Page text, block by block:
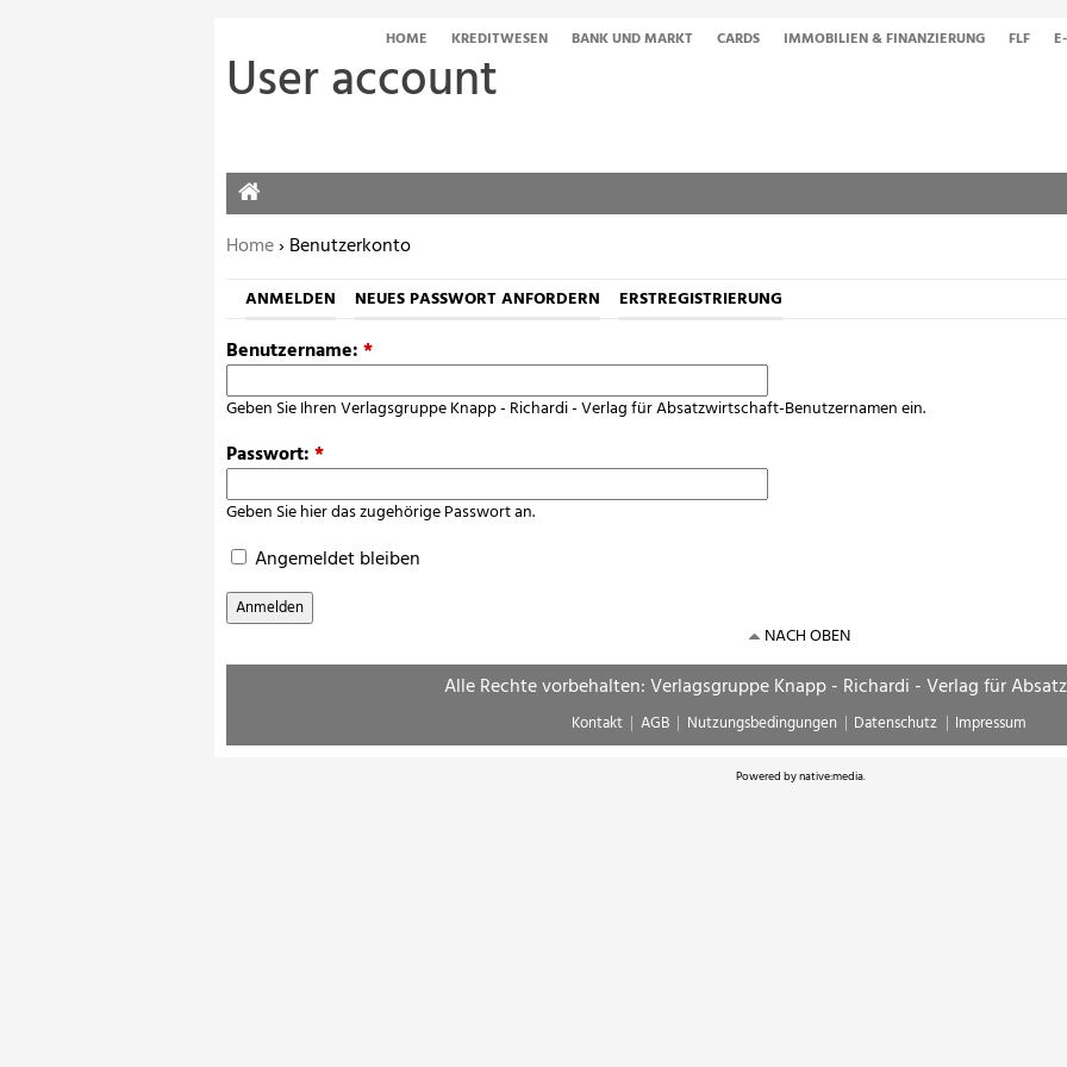
User account
HOME KREDITWESEN BANK UND MARKT CARDS IMMOBILIEN & FINANZIERUNG FLF
Sie befinden sich hier:
Home› Benutzerkonto
ANMELDEN NEUES PASSWORT ANFORDERN ERSTREGISTRIERUNG
Benutzername:*
Geben Sie Ihren Verlagsgruppe Knapp - Richardi - Verlag für Absatzwirtschaft-Benutzernamen ein.
Passwort:*
Geben Sie hier das zugehörige Passwort an.
Angemeldet bleiben
HOME
NACH OBEN
Alle Rechte vorbehalten: Verlagsgruppe Knapp - Richardi - Verlag für
Kontakt AGB Nutzungsbedingungen Datenschutz Impressum
Powered bynative:media.